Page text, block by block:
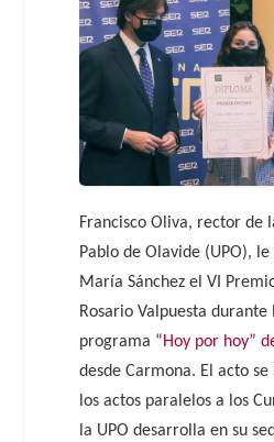
Francisco Oliva, rector de
Pablo de Olavide (UPO),
María Sánchez el VI
Rosario Valpuesta durante
programa “Hoy por hoy”
desde Carmona. El acto
los actos paralelos a los
la UPO desarrolla en su